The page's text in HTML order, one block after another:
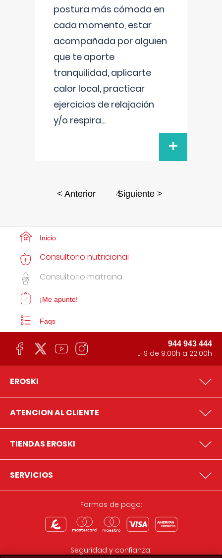
postura más cómoda en
cada momento, estar
acompañada por alguien
que te aporte
tranquilidad, aplicarte
calor local, practicar
ejercicios de relajación
y/o respira...
+
< Anterior 4
Siguiente >
Inicio
Consultorio nutricional
Consultorio matrona
¡Me apunto!
Faqs
944 943 444
L-S de 9:00h a 22:00h
EROSKI
ATENCION AL CLIENTE
TIENDAS EROSKI
SERVICIOS
Formas de pago:
Seguridad y confianza: